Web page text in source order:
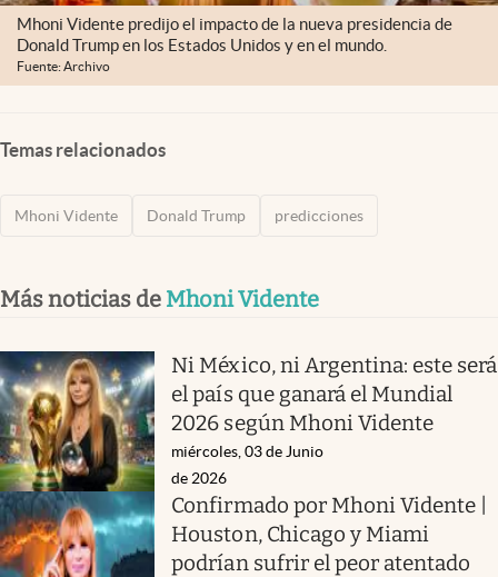
Mhoni Vidente predijo el impacto de la nueva presidencia de
Donald Trump en los Estados Unidos y en el mundo.
Fuente: Archivo
Temas relacionados
Mhoni Vidente Donald Trump predicciones
Más noticias de Mhoni Vidente
Ni México, ni Argentina: este será
el país que ganará el Mundial
2026 según Mhoni Vidente
miércoles, 03 de Junio
de 2026
Confirmado por Mhoni Vidente |
Houston, Chicago y Miami
podrían sufrir el peor atentado